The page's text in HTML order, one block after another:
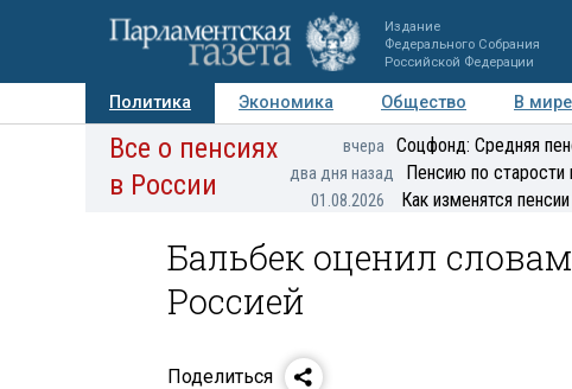
Издание
Федерального Собрания
Российской Федерации
Политика Экономика Общество В мире
Авторы Персоны Мнения Регионы
Все о пенсиях
в России
вчера Соцфонд: Средняя
два дня назад Пенсию по старости
01.08.2026 Как изменятся
Бальбек оценил
Россией
Поделиться